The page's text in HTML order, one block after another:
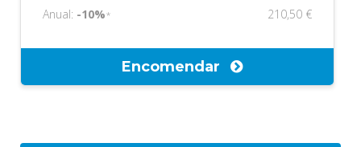
Anual: -10%* 210,50 €
Encomendar